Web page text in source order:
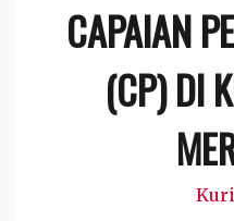
CAPAIAN
(CP) DI